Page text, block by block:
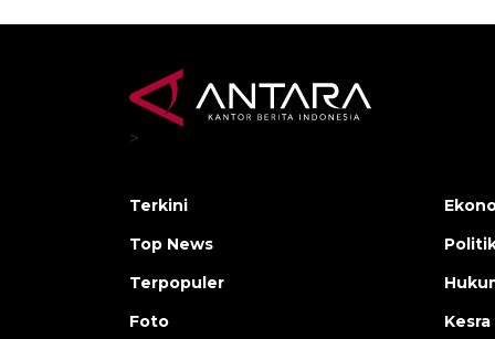
>
Terkini
Top News
Terpopuler
Foto
Kesra